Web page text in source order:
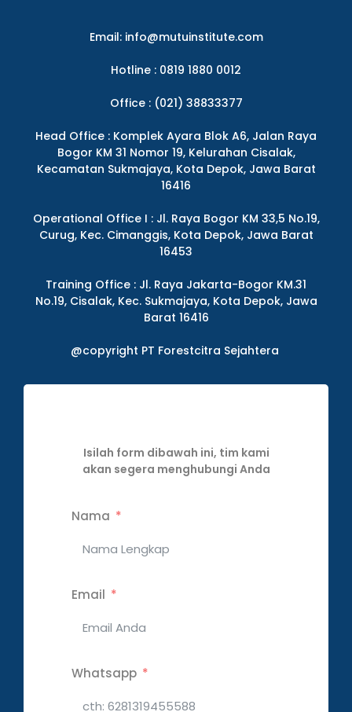
Email: info@mutuinstitute.com
Hotline : 0819 1880 0012
Office : (021) 38833377
Head Office : Komplek Ayara Blok A6, Jalan Raya
Bogor KM 31 Nomor 19, Kelurahan Cisalak,
Kecamatan Sukmajaya, Kota Depok, Jawa Barat
16416
Operational Office I : Jl. Raya Bogor KM 33,5 No.19,
Curug, Kec. Cimanggis, Kota Depok, Jawa Barat
16453
Training Office : Jl. Raya Jakarta-Bogor KM.31
No.19, Cisalak, Kec. Sukmajaya, Kota Depok, Jawa
Barat 16416
@copyright PT Forestcitra Sejahtera
Isilah form dibawah ini, tim kami
akan segera menghubungi Anda
Nama
Email
Whatsapp